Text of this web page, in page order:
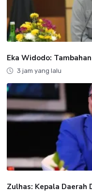
Eka Widodo:
3 jam yang lalu
Zulhas: Kepala Daerah